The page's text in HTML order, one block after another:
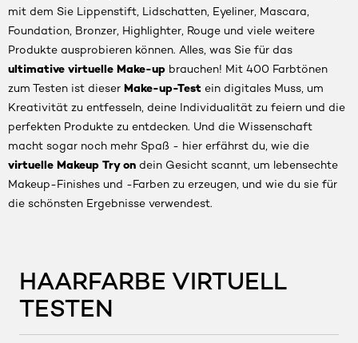
mit dem Sie Lippenstift, Lidschatten, Eyeliner, Mascara,
Foundation, Bronzer, Highlighter, Rouge und viele weitere
Produkte ausprobieren können. Alles, was Sie für das
ultimative virtuelle Make-up brauchen! Mit 400 Farbtönen
zum Testen ist dieser Make-up-Test ein digitales Muss, um
Kreativität zu entfesseln, deine Individualität zu feiern und die
perfekten Produkte zu entdecken. Und die Wissenschaft
macht sogar noch mehr Spaß - hier erfährst du, wie die
virtuelle Makeup Try on dein Gesicht scannt, um lebensechte
Makeup-Finishes und -Farben zu erzeugen, und wie du sie für
die schönsten Ergebnisse verwendest.
HAARFARBE VIRTUELL
TESTEN